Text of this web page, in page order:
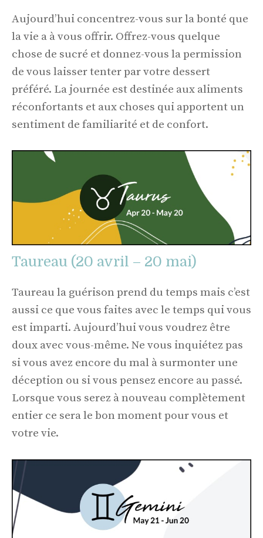
Aujourd’hui concentrez-vous sur la bonté que
la vie a à vous offrir. Offrez-vous quelque
chose de sucré et donnez-vous la permission
de vous laisser tenter par votre dessert
préféré. La journée est destinée aux aliments
réconfortants et aux choses qui apportent un
sentiment de familiarité et de confort.
Taureau (20 avril – 20 mai)
Taureau la guérison prend du temps mais c’est
aussi ce que vous faites avec le temps qui vous
est imparti. Aujourd’hui vous voudrez être
doux avec vous-même. Ne vous inquiétez pas
si vous avez encore du mal à surmonter une
déception ou si vous pensez encore au passé.
Lorsque vous serez à nouveau complètement
entier ce sera le bon moment pour vous et
votre vie.